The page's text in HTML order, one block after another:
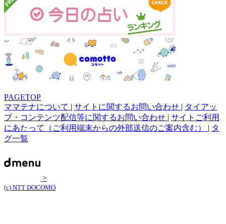
PAGETOP
ママテナについて | サイトに関するお問い合わせ | タイアッ
プ・コンテンツ配信等に関するお問い合わせ | サイトご利用
にあたって（ご利用端末からの外部送信のご案内含む） | タ
グ一覧
>
(c) NTT DOCOMO